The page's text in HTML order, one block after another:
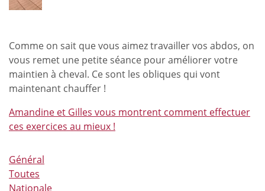
Comme on sait que vous aimez travailler vos abdos, on
vous remet une petite séance pour améliorer votre
maintien à cheval. Ce sont les obliques qui vont
maintenant chauffer !
Amandine et Gilles vous montrent comment effectuer
ces exercices au mieux !
Général
Toutes
Nationale